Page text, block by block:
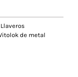
Llaveros
de metal